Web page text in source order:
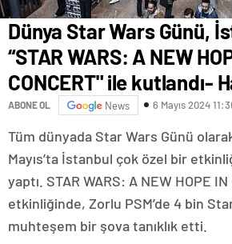
Dünya Star Wars Günü,
“STAR WARS: A NEW
CONCERT" ile kutlandı-
ABONE OL News 6 Mayıs 2024
Tüm dünyada Star Wars Günü
Mayıs’ta İstanbul çok özel bir
yaptı. STAR WARS: A NEW HOPE IN
etkinliğinde, Zorlu PSM’de 4 bin
muhteşem bir şova tanıklık etti.